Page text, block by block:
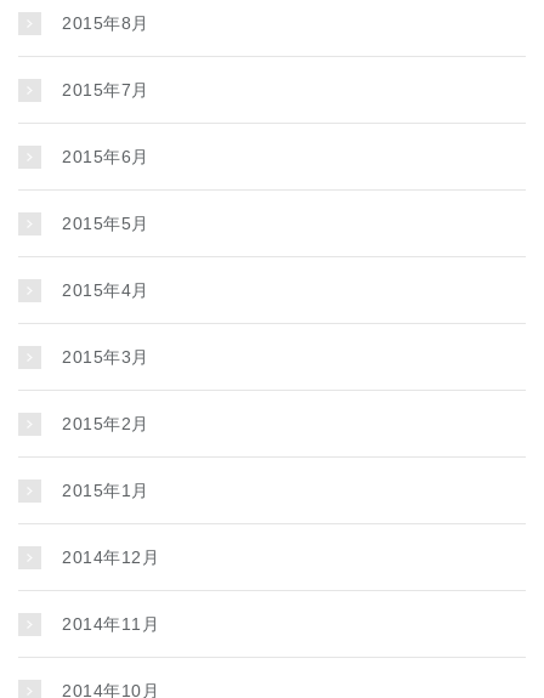
2015年8月
2015年7月
2015年6月
2015年5月
2015年4月
2015年3月
2015年2月
2015年1月
2014年12月
2014年11月
2014年10月